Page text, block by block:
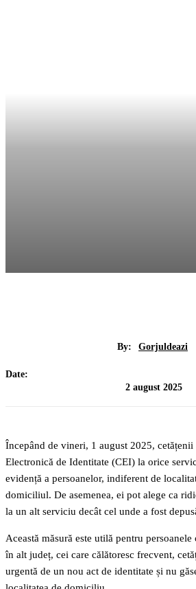
By: Gorjuldeazi
Date:
2 august 2025
Începând de vineri, 1 august 2025,
Electronică de Identitate (CEI) la orice
evidență a persoanelor, indiferent de
domiciliul. De asemenea, ei pot alege ca
la un alt serviciu decât cel unde a fost
Această măsură este utilă pentru
în alt județ, cei care călătoresc frecvent,
urgentă de un nou act de identitate și nu